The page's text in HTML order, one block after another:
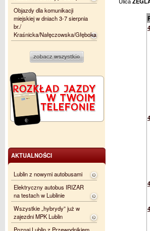
Objazdy dla komunikacji
miejskiej w dniach 3-7 sierpnia
br./
Kraśnicka/Nałęczowska/Głęboka
AKTUALNOŚCI
Lublin z nowymi autobusami
Elektryczny autobus IRIZAR
na testach w Lublinie
Wszystkie „hybrydy” już w
zajezdni MPK Lublin